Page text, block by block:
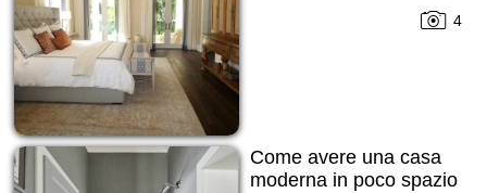
4
Come avere una casa
moderna in poco spazio